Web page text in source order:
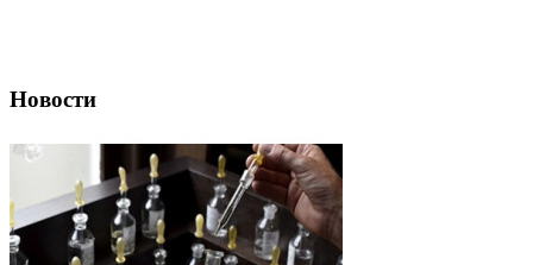
Новости